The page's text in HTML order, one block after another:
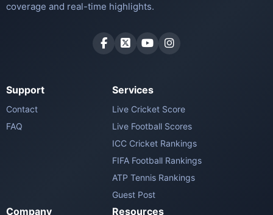
coverage and real-time highlights.
Support
Contact
FAQ
Services
Live Cricket Score
Live Football Scores
ICC Cricket Rankings
FIFA Football Rankings
ATP Tennis Rankings
Guest Post
Company Resources